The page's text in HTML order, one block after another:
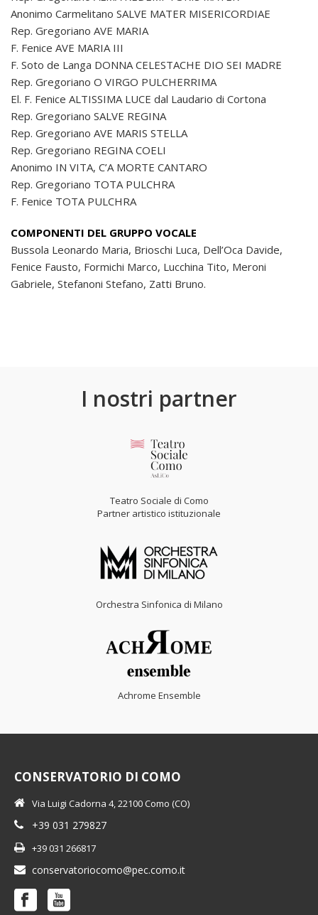
Anonimo Carmelitano SALVE MATER MISERICORDIAE
Rep. Gregoriano AVE MARIA
F. Fenice AVE MARIA III
F. Soto de Langa DONNA CELESTACHE DIO SEI MADRE
Rep. Gregoriano O VIRGO PULCHERRIMA
El. F. Fenice ALTISSIMA LUCE dal Laudario di Cortona
Rep. Gregoriano SALVE REGINA
Rep. Gregoriano AVE MARIS STELLA
Rep. Gregoriano REGINA COELI
Anonimo IN VITA, C’A MORTE CANTARO
Rep. Gregoriano TOTA PULCHRA
F. Fenice TOTA PULCHRA
COMPONENTI DEL GRUPPO VOCALE
Bussola Leonardo Maria, Brioschi Luca, Dell’Oca Davide,
Fenice Fausto, Formichi Marco, Lucchina Tito, Meroni
Gabriele, Stefanoni Stefano, Zatti Bruno.
I nostri partner
Teatro Sociale di Como
Partner artistico istituzionale
Orchestra Sinfonica di Milano
Achrome Ensemble
CONSERVATORIO DI COMO
Via Luigi Cadorna 4, 22100 Como (CO)
+39 031 279827
+39 031 266817
conservatoriocomo@pec.como.it